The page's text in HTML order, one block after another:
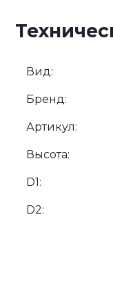
Вид:
Бренд:
Артикул:
Высота:
D1:
D2: